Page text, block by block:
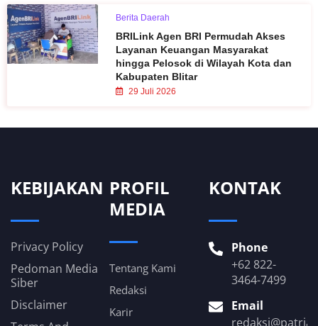
Berita Daerah
BRILink Agen BRI Permudah Akses
Layanan Keuangan Masyarakat
hingga Pelosok di Wilayah Kota dan
Kabupaten Blitar
29 Juli 2026
KEBIJAKAN
Privacy Policy
Pedoman Media
Siber
Disclaimer
PROFIL
MEDIA
Tentang Kami
Redaksi
Karir
KONTAK
Phone
+62 822-
3464-7499
Email